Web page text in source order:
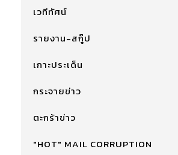
เวทีทัศน์
รายงาน-สกู๊ป
เกาะประเด็น
กระจายข่าว
ตะกร้าข่าว
"HOT" MAIL CORRUPTION